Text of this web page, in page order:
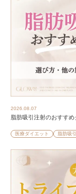
2026.08.07
脂肪吸引注射のおすす
医療ダイエット 脂肪吸引